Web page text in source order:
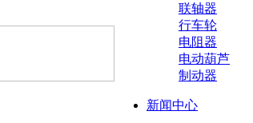
联轴器
行车轮
电阻器
电动葫芦
制动器
新闻中心